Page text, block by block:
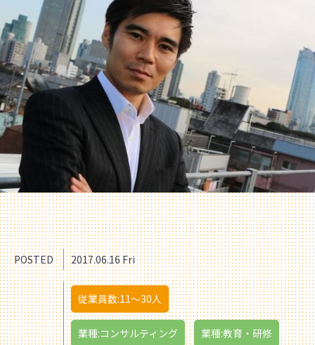
POSTED 2017.06.16 Fri
従業員数:11〜30人
業種:コンサルティング 業種:教育・研修